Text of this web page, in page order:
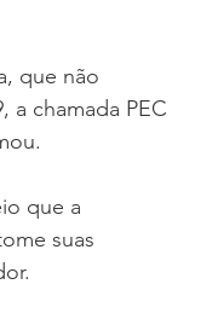
que não
a chamada PEC
que a
suas